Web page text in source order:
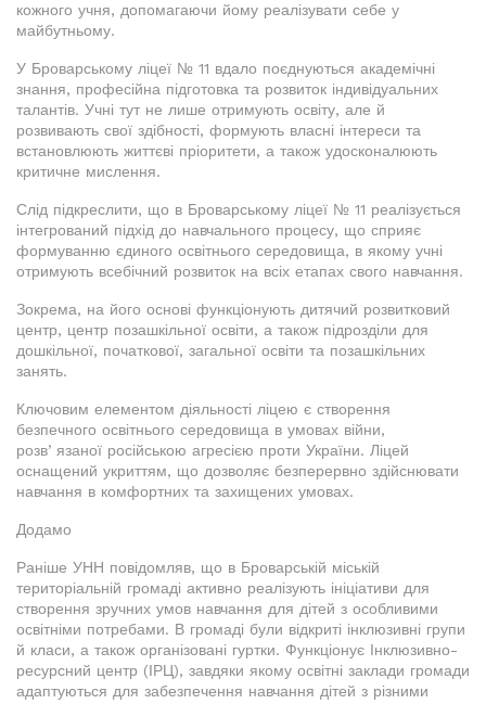
кожного учня, допомагаючи йому реалізувати себе у
майбутньому.
У Броварському ліцеї № 11 вдало поєднуються академічні
знання, професійна підготовка та розвиток індивідуальних
талантів. Учні тут не лише отримують освіту, але й
розвивають свої здібності, формують власні інтереси та
встановлюють життєві пріоритети, а також удосконалюють
критичне мислення.
Слід підкреслити, що в Броварському ліцеї № 11 реалізується
інтегрований підхід до навчального процесу, що сприяє
формуванню єдиного освітнього середовища, в якому учні
отримують всебічний розвиток на всіх етапах свого навчання.
Зокрема, на його основі функціонують дитячий розвитковий
центр, центр позашкільної освіти, а також підрозділи для
дошкільної, початкової, загальної освіти та позашкільних
занять.
Ключовим елементом діяльності ліцею є створення
безпечного освітнього середовища в умовах війни,
розвʼязаної російською агресією проти України. Ліцей
оснащений укриттям, що дозволяє безперервно здійснювати
навчання в комфортних та захищених умовах.
Додамо
Раніше УНН повідомляв, що в Броварській міській
територіальній громаді активно реалізують ініціативи для
створення зручних умов навчання для дітей з особливими
освітніми потребами. В громаді були відкриті інклюзивні групи
й класи, а також організовані гуртки. Функціонує Інклюзивно-
ресурсний центр (ІРЦ), завдяки якому освітні заклади громади
адаптуються для забезпечення навчання дітей з різними